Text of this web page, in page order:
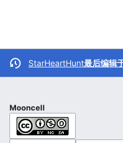
StarHeartHunt最后编辑
Mooncell